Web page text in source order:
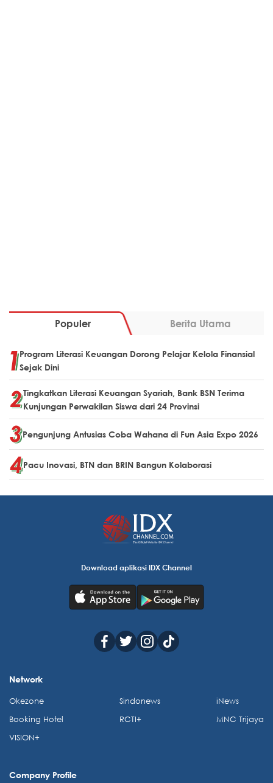
Populer Berita Utama
Program Literasi Keuangan Dorong Pelajar Kelola Finansial
Sejak Dini
Tingkatkan Literasi Keuangan Syariah, Bank BSN Terima
Kunjungan Perwakilan Siswa dari 24 Provinsi
Pengunjung Antusias Coba Wahana di Fun Asia Expo 2026
Pacu Inovasi, BTN dan BRIN Bangun Kolaborasi
Download aplikasi IDX Channel
Network
Okezone
Booking Hotel
VISION+
Sindonews
RCTI+
iNews
MNC Trijaya
Company Profile